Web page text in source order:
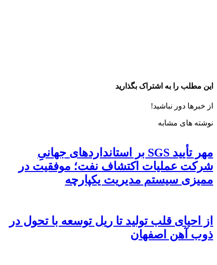
این مطلب را به اشتراک بگذارید
از خبرها دور نباشید!
نوشته های مشابه
مهر تأیید SGS بر استانداردهای جهانیِ
شرکت عملیات اکتشاف نفت؛ موفقیت در
ممیزی سیستم مدیریت یکپارچه
از احیای قلب تولید تا ریل توسعه با تحول در
ذوب آهن اصفهان